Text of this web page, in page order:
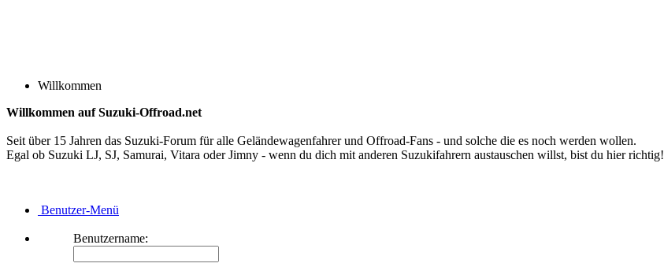
Willkommen
Willkommen auf Suzuki-Offroad.net
Seit über 15 Jahren das Suzuki-Forum für alle Geländewagenfahrer und Offroad-Fans - und solche die es noch werden wollen.
Egal ob Suzuki LJ, SJ, Samurai, Vitara oder Jimny - wenn du dich mit anderen Suzukifahrern austauschen willst, bist du hier richtig!
Benutzer-Menü
Benutzername: